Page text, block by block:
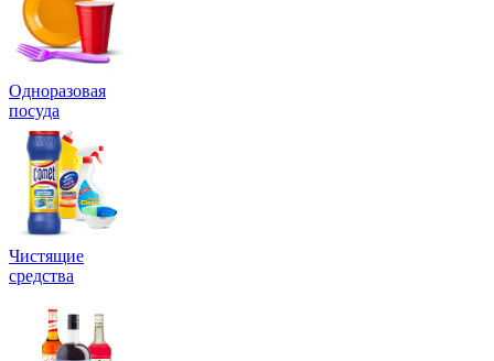
Одноразовая
посуда
Чистящие
средства